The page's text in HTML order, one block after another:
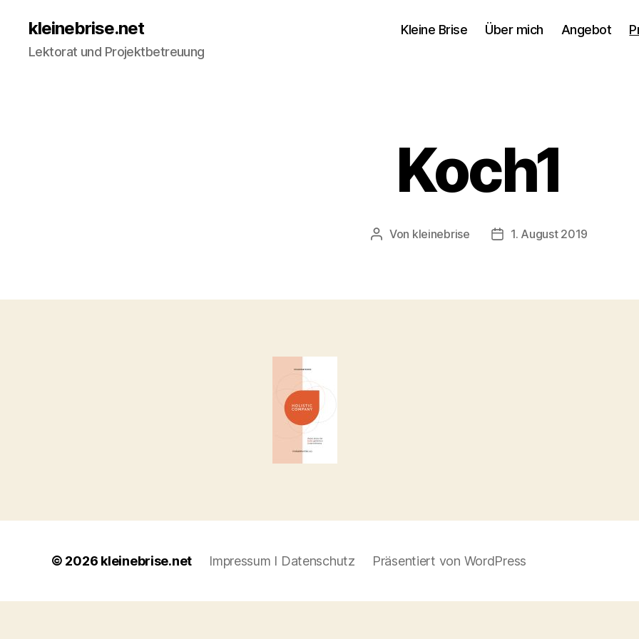
kleinebrise.net
Lektorat und Projektbetreuung
Kleine Brise Über mich Angebot
Koch1
Beitragsautor
Von kleinebrise Veröffentlichungsdatum
1. August 2019
© 2026 kleinebrise.net Impressum I Datenschutz Präsentiert von WordPress